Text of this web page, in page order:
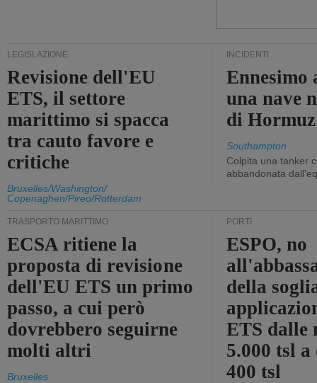
LEGISLAZIONE
Revisione dell'EU
ETS, il settore
marittimo si spacca
tra cauto favore e
critiche
Bruxelles/Washington/
Copenaghen/Pireo/Rotterdam
INCIDENTI
Ennesimo
una nave
di Hormuz
Southampton
Colpita una tanker
abbandonata
TRASPORTO MARITTIMO
ECSA ritiene la
proposta di revisione
dell'EU ETS un primo
passo, a cui però
dovrebbero seguirne
molti altri
Bruxelles
PORTI
ESPO, no
della
ETS dalle
5.000 tsl
400 tsl